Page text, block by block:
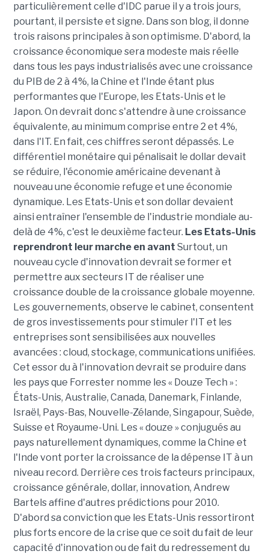
particulièrement celle d'IDC parue il y a trois jours,
pourtant, il persiste et signe. Dans son blog, il donne
trois raisons principales à son optimisme. D'abord, la
croissance économique sera modeste mais réelle
dans tous les pays industrialisés avec une croissance
du PIB de 2 à 4%, la Chine et l'Inde étant plus
performantes que l'Europe, les Etats-Unis et le
Japon. On devrait donc s'attendre à une croissance
équivalente, au minimum comprise entre 2 et 4%,
dans l'IT. En fait, ces chiffres seront dépassés. Le
différentiel monétaire qui pénalisait le dollar devait
se réduire, l'économie américaine devenant à
nouveau une économie refuge et une économie
dynamique. Les Etats-Unis et son dollar devaient
ainsi entraîner l'ensemble de l'industrie mondiale au-
delà de 4%, c'est le deuxième facteur. Les Etats-Unis
reprendront leur marche en avant Surtout, un
nouveau cycle d'innovation devrait se former et
permettre aux secteurs IT de réaliser une
croissance double de la croissance globale moyenne.
Les gouvernements, observe le cabinet, consentent
de gros investissements pour stimuler l'IT et les
entreprises sont sensibilisées aux nouvelles
avancées : cloud, stockage, communications unifiées.
Cet essor du à l'innovation devrait se produire dans
les pays que Forrester nomme les « Douze Tech » :
États-Unis, Australie, Canada, Danemark, Finlande,
Israël, Pays-Bas, Nouvelle-Zélande, Singapour, Suède,
Suisse et Royaume-Uni. Les « douze » conjugués au
pays naturellement dynamiques, comme la Chine et
l'Inde vont porter la croissance de la dépense IT à un
niveau record. Derrière ces trois facteurs principaux,
croissance générale, dollar, innovation, Andrew
Bartels affine d'autres prédictions pour 2010.
D'abord sa conviction que les Etats-Unis ressortiront
plus forts encore de la crise que ce soit du fait de leur
capacité d'innovation ou de fait du redressement du